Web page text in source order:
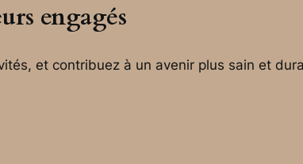
engagés
et contribuez à un avenir plus sain et